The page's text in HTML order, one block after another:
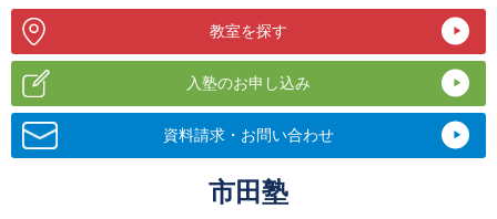
教室を探す
入塾のお申し込み
資料請求・お問い合わせ
市田塾